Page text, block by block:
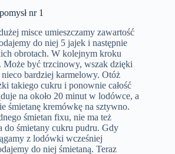
nr 1
misce umieszczamy zawartość
do niej 5 jajek i następnie
obrotach. W kolejnym kroku
być trzcinowy, wszak dzięki
bardziej karmelowy. Otóż
takiego cukru i ponownie całość
na około 20 minut w lodówce, a
śmietanę kremówkę na sztywno.
śmietan fixu, nie ma też
do śmietany cukru pudru. Gdy
z lodówki wcześniej
do niej śmietaną. Teraz